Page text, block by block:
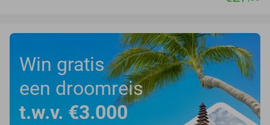
Win gratis
een droomreis
t.w.v. €3.000